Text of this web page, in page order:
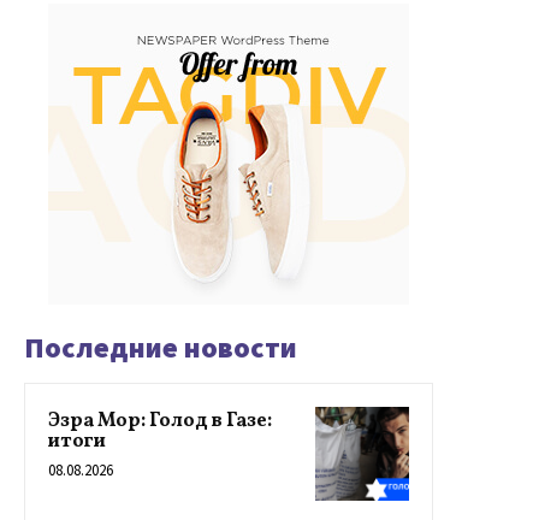
Последние новости
Эзра Мор: Голод в Газе:
итоги
08.08.2026